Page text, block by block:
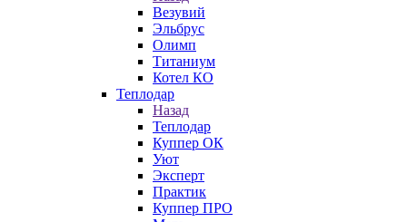
Везувий
Эльбрус
Олимп
Титаниум
Котел КО
Теплодар
Назад
Теплодар
Куппер ОК
Уют
Эксперт
Практик
Куппер ПРО